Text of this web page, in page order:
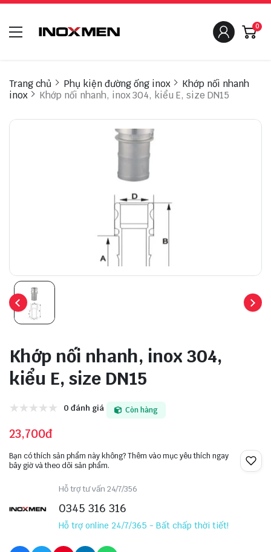
0
Trang chủ Phụ kiện đường ống inox
Khớp nối nhanh
inox
Khớp nối nhanh, inox 304, kiểu E, size DN15
Khớp nối nhanh, inox 304,
kiểu E, size DN15
0 đánh giá Còn hàng
23,700đ
Bạn có thích sản phẩm này không? Thêm vào mục yêu thích ngay
bây giờ và theo dõi sản phẩm.
Hỗ trợ tư vấn 24/7/356
0345 316 316
Hỗ trợ online 24/7/365 - Bất chấp thời tiết!